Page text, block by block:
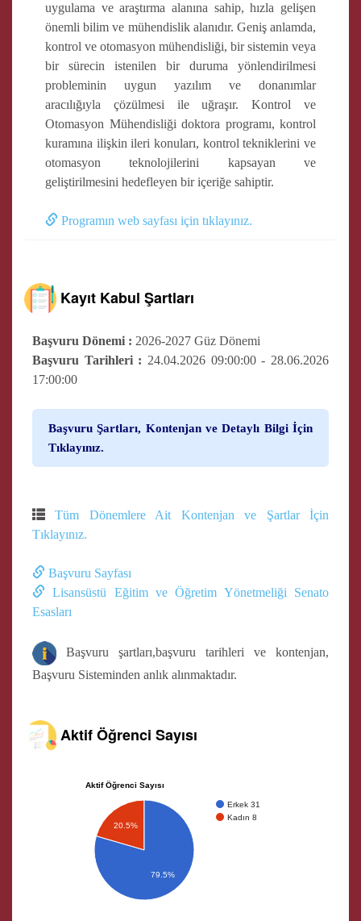
uygulama ve araştırma alanına sahip, hızla gelişen
önemli bilim ve mühendislik alanıdır. Geniş anlamda,
kontrol ve otomasyon mühendisliği, bir sistemin veya
bir sürecin istenilen bir duruma yönlendirilmesi
probleminin uygun yazılım ve donanımlar
aracılığıyla çözülmesi ile uğraşır. Kontrol ve
Otomasyon Mühendisliği doktora programı, kontrol
kuramına ilişkin ileri konuları, kontrol tekniklerini ve
otomasyon teknolojilerini kapsayan ve
geliştirilmesini hedefleyen bir içeriğe sahiptir.
Programın web sayfası için tıklayınız.
Kayıt Kabul Şartları
Başvuru Dönemi : 2026-2027 Güz Dönemi
Başvuru Tarihleri : 24.04.2026 09:00:00 - 28.06.2026
17:00:00
Başvuru Şartları, Kontenjan ve Detaylı Bilgi İçin
Tıklayınız.
Tüm Dönemlere Ait Kontenjan ve Şartlar İçin
Tıklayınız.
Başvuru Sayfası
Lisansüstü Eğitim ve Öğretim Yönetmeliği Senato
Esasları
Başvuru şartları,başvuru tarihleri ve kontenjan,
Başvuru Sisteminden anlık alınmaktadır.
Aktif Öğrenci Sayısı
Aktif Öğrenci Sayısı
Erkek 31
Kadın 8
20.5%
79.5%